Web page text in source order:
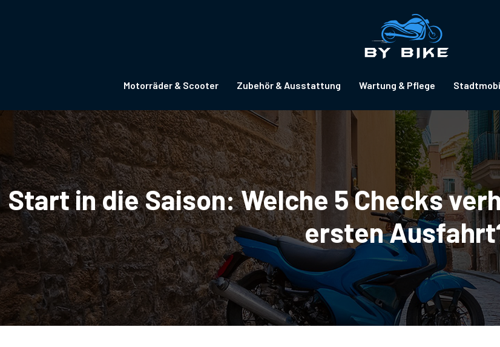
Motorräder & Scooter Zubehör & Ausstattung Wartung & Pflege
Start in die Saison: Welche 5 Checks
ersten